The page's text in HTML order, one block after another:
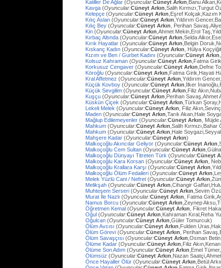
Katiller De Ağlar (Oyuncular:Cüneyt Arkın ,Banu
Kavga (Oyuncular:Cüneyt Arkın ,Salih Kırmızı,Turgut
Kelepçe (Oyuncular:Cüneyt Arkın ,Eşref
Kılıç Aslan (Oyuncular:Cüneyt Arkın ,Yıldırım
Kılıç Bey (Oyuncular:Cüneyt Arkın , Perihan
Kin (Oyuncular:Cüneyt Arkın ,Ahmet Mekin,Erol
Kırbaç Altında (Oyuncular:Cüneyt Arkın ,Selda
Kırık Hayatlar (Oyuncular:Cüneyt Arkın ,Belgin
Kıskanç Kadın (Oyuncular:Cüneyt Arkın , Hülya
Kızım ve Ben / Gurbet Kadını (Oyuncular:Cüneyt Arkın
Kolsuz Kahraman (Oyuncular:Cüneyt Arkın ,Fatma
Korkusuz Cengaver (Oyuncular:Cüneyt Arkın ,Defne
Köroğlu (Oyuncular:Cüneyt Arkın ,Fatma Girik,Hayati
Kral Affetmez (Oyuncular:Cüneyt Arkın ,Yıldırım
Küçük Kovboy (Oyuncular:Cüneyt Arkın ,İlker
Küçük Sevgilim (Oyuncular:Cüneyt Arkın ,Filiz
Kuşçu (Oyuncular:Cüneyt Arkın ,Perihan
Küskün Çiçek (Oyuncular:Cüneyt Arkın ,Türkan
Lekeli Melek (Oyuncular:Cüneyt Arkın , Filiz
Maden (Oyuncular:Cüneyt Arkın ,Tarık Akan,Hale
Mağlup Edilemeyenler (Oyuncular:Cüneyt Arkın ,
Mahkum (Oyuncular:Cüneyt Arkın ,Salih
Mahkum (Oyuncular:Cüneyt Arkın ,Hale
Mahşere Kadar (Oyuncular:Cüneyt Arkın)
Malkoçoğlu Akıncılar Geliyor (Oyuncular:Cüneyt Arkın
Malkoçoğlu Cem Sultan (Oyuncular:Cüneyt Arkın
Malkoçoğlu Dünyayı Titreten Türk (Oyuncular:Cüneyt
Malkoçoğlu Kara Korsan (Oyuncular:Cüneyt Arkın ,
Malkoçoğlu Krallara Karşı (Oyuncular:Cüneyt Arkın
Malkoçoğlu Ölüm Fedaileri (Oyuncular:Cüneyt Arkın
Melek Yüzlü Cani / Nefret (Oyuncular:Cüneyt Arkın
Melikşah (Oyuncular:Cüneyt Arkın ,Cihangir
Muhteşem Serseri (Oyuncular:Cüneyt Arkın ,Sevim
Murat İle Nazlı (Oyuncular:Cüneyt Arkın , Fatma
Namus Borcu (Oyuncular:Cüneyt Arkın ,Zeynep
Öğretmen Kemal (Oyuncular:Cüneyt Arkın , Fikret
Oğul (Oyuncular:Cüneyt Arkın ,Kahraman Kıral,Reha
Oğulcan (Oyuncular:Cüneyt Arkın ,Güler Tomurcuk)
Ölüm Avcısı (Oyuncular:Cüneyt Arkın ,Fulden
Ölüm Görevi (Oyuncular:Cüneyt Arkın , Perihan
Ölüm Savaşçısı (Oyuncular:Cüneyt Arkın ,Osman
Ölüme Kadar (Oyuncular:Cüneyt Arkın ,Filiz
Ölüme Son Adım (Oyuncular:Cüneyt Arkın ,Emel
Ölümsüz (Oyuncular:Cüneyt Arkın ,Nazan
Önce Hayaller Ölür (Oyuncular:Cüneyt Arkın ,Betül